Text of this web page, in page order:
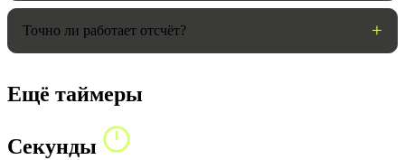
Точно ли работает отсчёт?
Ещё таймеры
Секунды